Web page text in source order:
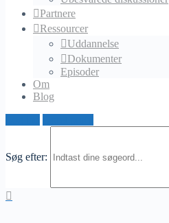
Partnere
Ressourcer
Uddannelse
Dokumenter
Episoder
Om
Blog
Søg efter: